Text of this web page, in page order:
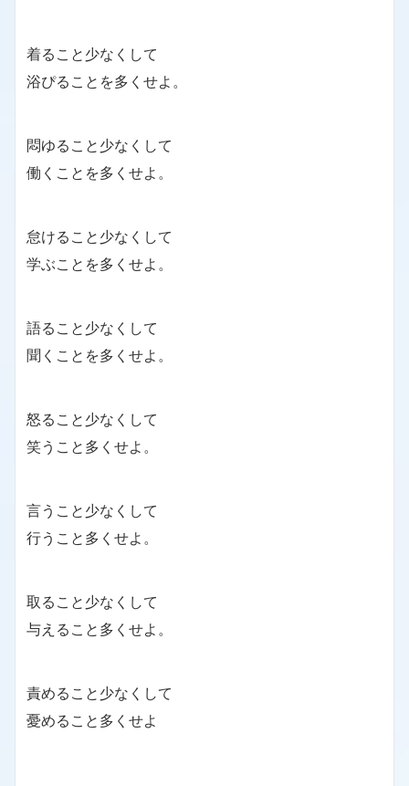
着ること少なくして
浴ぴることを多くせよ。
悶ゆること少なくして
働くことを多くせよ。
怠けること少なくして
学ぶことを多くせよ。
語ること少なくして
聞くことを多くせよ。
怒ること少なくして
笑うこと多くせよ。
言うこと少なくして
行うこと多くせよ。
取ること少なくして
与えること多くせよ。
責めること少なくして
憂めること多くせよ